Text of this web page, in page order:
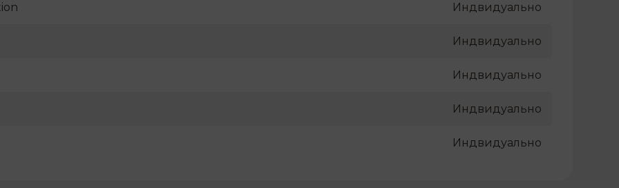
Индвидуально
Индвидуально
Индвидуально
Индвидуально
Индвидуально